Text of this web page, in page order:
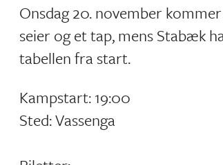
Onsdag 20. november
seier og et tap, mens Stabæk
tabellen fra start.
Kampstart: 19:00
Sted: Vassenga